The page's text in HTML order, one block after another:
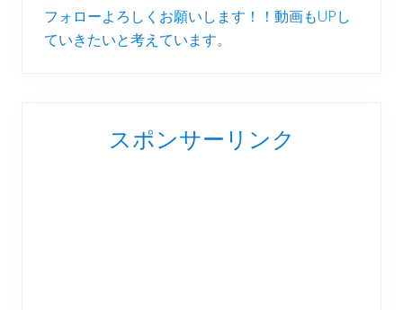
フォローよろしくお願いします！！動画もUPし
ていきたいと考えています。
スポンサーリンク